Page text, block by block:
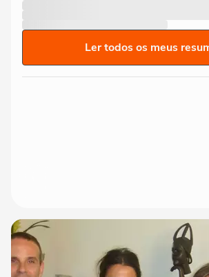
Ler todos os meus